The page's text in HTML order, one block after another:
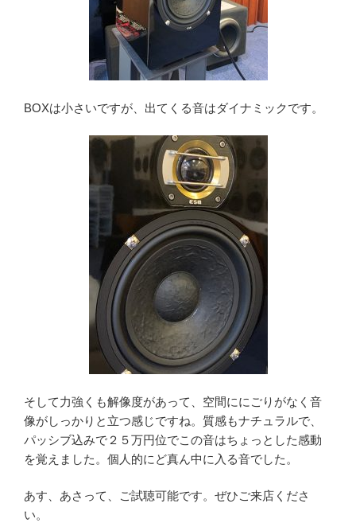
BOXは小さいですが、出てくる音はダイナミックです。
そして力強くも解像度があって、空間ににごりがなく音
像がしっかりと立つ感じですね。質感もナチュラルで、
パッシブ込みで２５万円位でこの音はちょっとした感動
を覚えました。個人的にど真ん中に入る音でした。
あす、あさって、ご試聴可能です。ぜひご来店くださ
い。